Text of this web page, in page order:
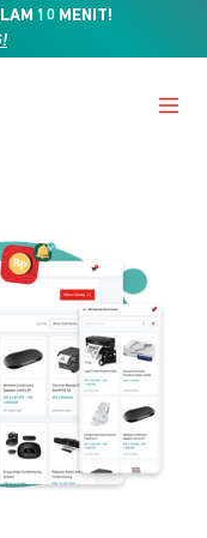
10 MENIT!